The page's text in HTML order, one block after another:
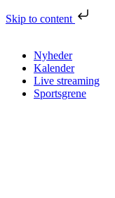
Skip to content
Nyheder
Kalender
Live streaming
Sportsgrene